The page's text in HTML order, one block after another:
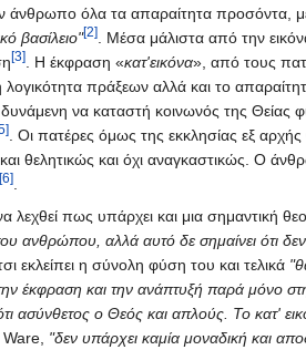
άνθρωπο όλα τα απαραίτητα προσόντα,
βασίλειο"[2]. Μέσα μάλιστα από την
[3]. Η έκφραση «κατ'εικόνα», από τους
λογικότητα πράξεων αλλά και το
να καταστή κοινωνός της Θείας
. Οι πατέρες όμως της εκκλησίας εξ
θελητικώς και όχι αναγκαστικώς. Ο
[6].
λεχθεί πως υπάρχει και μια σημαντική
ανθρώπου, αλλά αυτό δε σημαίνει ότι
εκλείπει η σύνολη φύση του και τελικά
έκφραση και την ανάπτυξή παρά μόνο
ασύνθετος ο Θεός και απλούς. Το κατ'
Ware, "δεν υπάρχει καμία μοναδική και